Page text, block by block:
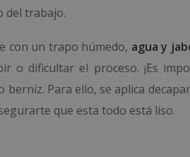
del trabajo.
con un trapo húmedo, agua y
o dificultar el proceso. ¡Es
Para ello, se aplica
que esta todo está liso.